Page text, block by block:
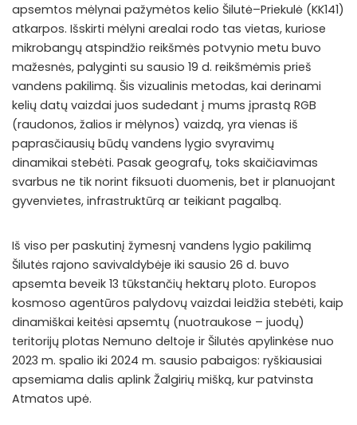
apsemtos mėlynai pažymėtos kelio Šilutė–Priekulė (KK141)
atkarpos. Išskirti mėlyni arealai rodo tas vietas, kuriose
mikrobangų atspindžio reikšmės potvynio metu buvo
mažesnės, palyginti su sausio 19 d. reikšmėmis prieš
vandens pakilimą. Šis vizualinis metodas, kai derinami
kelių datų vaizdai juos sudedant į mums įprastą RGB
(raudonos, žalios ir mėlynos) vaizdą, yra vienas iš
paprasčiausių būdų vandens lygio svyravimų
dinamikai stebėti. Pasak geografų, toks skaičiavimas
svarbus ne tik norint fiksuoti duomenis, bet ir planuojant
gyvenvietes, infrastruktūrą ar teikiant pagalbą.
Iš viso per paskutinį žymesnį vandens lygio pakilimą
Šilutės rajono savivaldybėje iki sausio 26 d. buvo
apsemta beveik 13 tūkstančių hektarų ploto. Europos
kosmoso agentūros palydovų vaizdai leidžia stebėti, kaip
dinamiškai keitėsi apsemtų (nuotraukose – juodų)
teritorijų plotas Nemuno deltoje ir Šilutės apylinkėse nuo
2023 m. spalio iki 2024 m. sausio pabaigos: ryškiausiai
apsemiama dalis aplink Žalgirių mišką, kur patvinsta
Atmatos upė.